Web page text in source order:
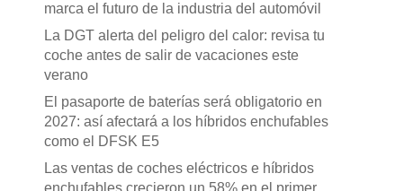
marca el futuro de la industria del automóvil
La DGT alerta del peligro del calor: revisa tu
coche antes de salir de vacaciones este
verano
El pasaporte de baterías será obligatorio en
2027: así afectará a los híbridos enchufables
como el DFSK E5
Las ventas de coches eléctricos e híbridos
enchufables crecieron un 58% en el primer